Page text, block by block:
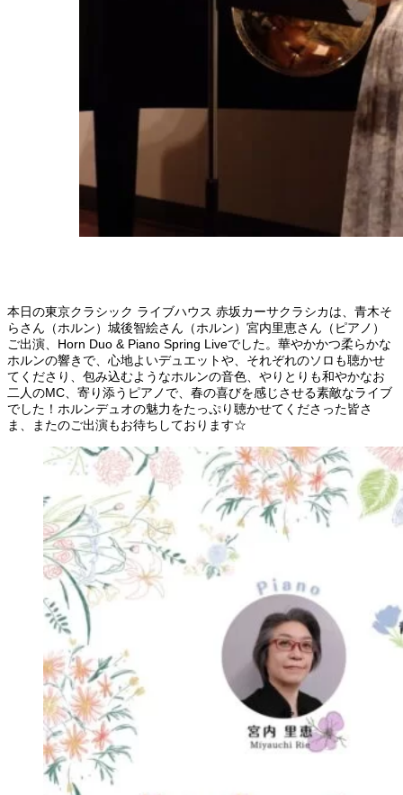
本日の東京クラシック ライブハウス 赤坂カーサクラシカは、青木そ
らさん（ホルン）城後智絵さん（ホルン）宮内里恵さん（ピアノ）
ご出演、Horn Duo & Piano Spring Liveでした。華やかかつ柔らかな
ホルンの響きで、心地よいデュエットや、それぞれのソロも聴かせ
てくださり、包み込むようなホルンの音色、やりとりも和やかなお
二人のMC、寄り添うピアノで、春の喜びを感じさせる素敵なライブ
でした！ホルンデュオの魅力をたっぷり聴かせてくださった皆さ
ま、またのご出演もお待ちしております☆